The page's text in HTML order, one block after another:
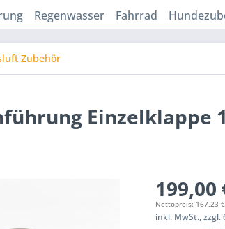
Regenwasser Fahrrad
Zubehör
Einzelklappe
199,00
Nettopreis: 167,23 €
inkl. MwSt.,